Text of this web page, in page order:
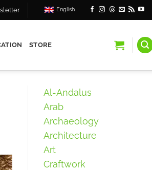
English
STORE
Al-Andalus
Arab
Archaeology
Architecture
Art
Craftwork